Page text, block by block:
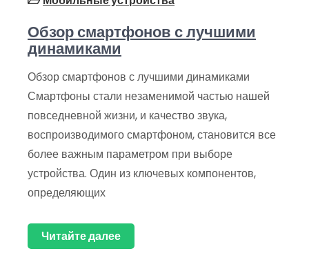
Обзор смартфонов с лучшими
динамиками
Обзор смартфонов с лучшими динамиками
Смартфоны стали незаменимой частью нашей
повседневной жизни, и качество звука,
воспроизводимого смартфоном, становится все
более важным параметром при выборе
устройства. Один из ключевых компонентов,
определяющих
Читайте далее